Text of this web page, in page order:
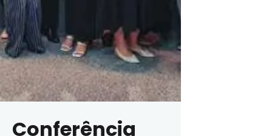
Conferência